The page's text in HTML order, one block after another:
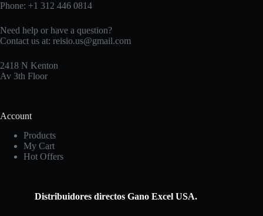
Phone: +1 312 446 0814
Need help or have a question?
Contact us at: reisio.us@gmail.com
2418 N Kenton
Av 3th Floor
Account
Products
My Cart
Hot Offers
Distribuidores directos Gano Excel USA.